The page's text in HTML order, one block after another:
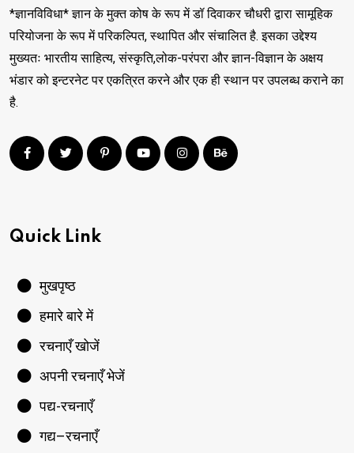
*ज्ञानविविधा* ज्ञान के मुक्त कोष के रूप में डॉ दिवाकर चौधरी द्वारा सामूहिक
परियोजना के रूप में परिकल्पित, स्थापित और संचालित है. इसका उद्देश्य
मुख्यतः भारतीय साहित्य, संस्कृति,लोक-परंपरा और ज्ञान-विज्ञान के अक्षय
भंडार को इन्टरनेट पर एकत्रित करने और एक ही स्थान पर उपलब्ध कराने का
है.
Quick Link
मुखपृष्ठ
हमारे बारे में
रचनाएँ खोजें
अपनी रचनाएँ भेजें
पद्य-रचनाएँ
गद्य–रचनाएँ